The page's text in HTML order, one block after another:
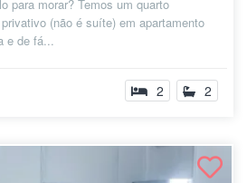
para morar? Temos um quarto
(não é suíte) em apartamento
e de fá...
2 2